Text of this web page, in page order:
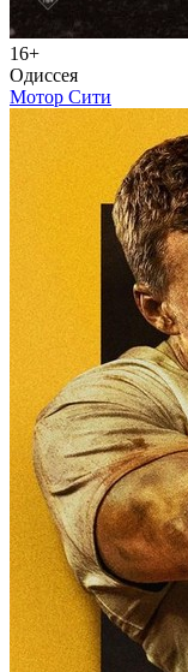
16+
Одиссея
Мотор Сити